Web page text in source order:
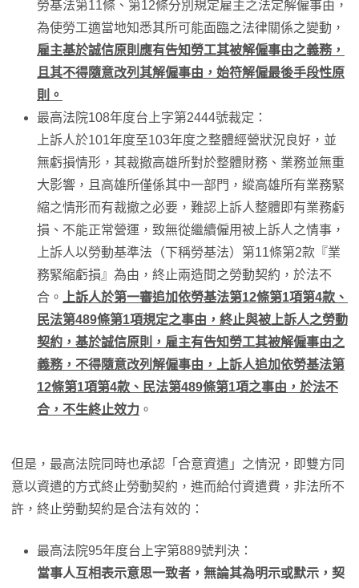
勞基法第11條、第12條分別規定雇主之法定解僱事由，
為使勞工適當地知悉其所可能面臨之法律關係之變動，
雇主基於誠信原則應有告知勞工其被解僱事由之義務，
且其不得隨意改列其解僱事由，始符解僱最後手段性原
則。
最高法院108年度台上字第2444號裁定：
上訴人於101年度至103年度之整體經營狀況良好，並
無虧損情形，其裁撤高雄所對於整體財務、業務並無重
大影響，且高雄所僅係其中一部門，縱高雄所有業務緊
縮之情形而有裁撤之必要，難認上訴人整體即有業務虧
損、不能正常營運，致無從繼續僱用被上訴人之情事，
上訴人以勞動基準法（下稱勞基法）第11條第2款『業
務緊縮虧損』為由，終止兩造間之勞動契約，於法不
合。
上訴人於第一審追加依勞基法第12條第1項第4款、
民法第489條第1項規定之事由，終止與被上訴人之勞動
契約，基於誠信原則，雇主有告知勞工其被解僱事由之
義務，不得隨意改列解僱事由，上訴人追加依勞基法第
12條第1項第4款、民法第489條第1項之事由，於法不
合，不生終止效力 。
但是，最高法院同時也承認「合意資遣」之情況，即雙方同
意以資遣的方式終止勞動契約，進而給付資遣費，非法所不
許，終止勞動契約是合法有效的：
最高法院95年度台上字第889號判決：
當事人互相表示意思一致者，無論其為明示或默示，契